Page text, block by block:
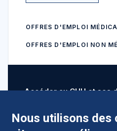
OFFRES D'EMPLOI
OFFRES D'EMPLOI NON
Accéder au CHU et ses
Nous utilisons des